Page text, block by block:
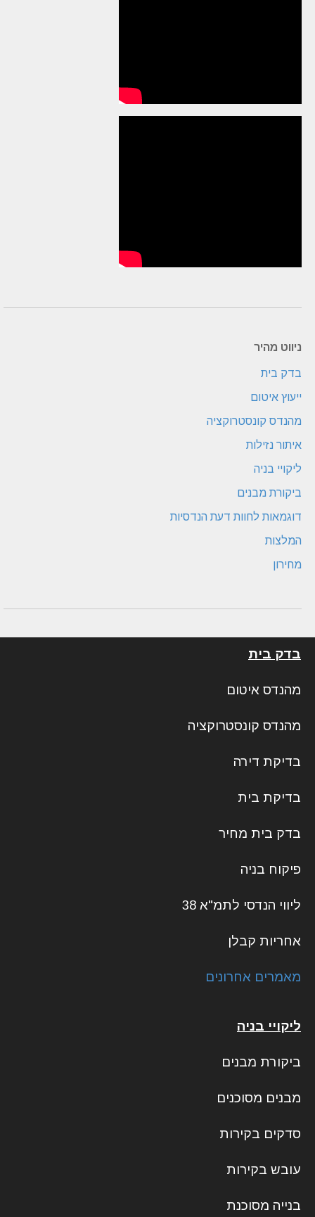
ניווט מהיר
בדק בית
ייעוץ איטום
מהנדס קונסטרוקציה
איתור נזילות
ליקויי בניה
ביקורת מבנים
דוגמאות לחוות דעת הנדסיות
המלצות
מחירון
בדק בית
מהנדס איטום
מהנדס קונסטרוקציה
בדיקת דירה
בדיקת בית
בדק בית מחיר
פיקוח בניה
ליווי הנדסי לתמ"א 38
אחריות קבלן
מאמרים אחרונים
ליקויי בניה
ביקורת מבנים
מבנים מסוכנים
סדקים בקירות
עובש בקירות
בנייה מסוכנת